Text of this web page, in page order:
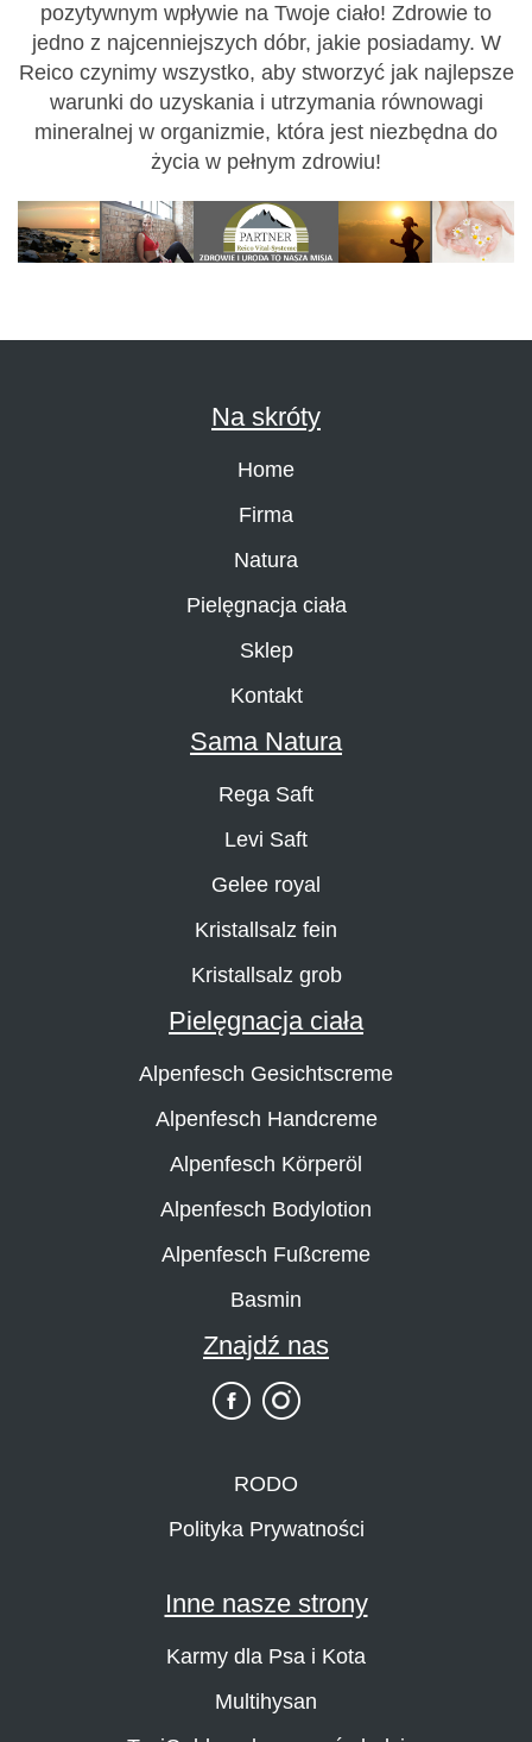
pozytywnym wpływie na Twoje ciało! Zdrowie to
jedno z najcenniejszych dóbr, jakie posiadamy. W
Reico czynimy wszystko, aby stworzyć jak najlepsze
warunki do uzyskania i utrzymania równowagi
mineralnej w organizmie, która jest niezbędna do
życia w pełnym zdrowiu!
Na skróty
Home
Firma
Natura
Pielęgnacja ciała
Sklep
Kontakt
Sama Natura
Rega Saft
Levi Saft
Gelee royal
Kristallsalz fein
Kristallsalz grob
Pielęgnacja ciała
Alpenfesch Gesichtscreme
Alpenfesch Handcreme
Alpenfesch Körperöl
Alpenfesch Bodylotion
Alpenfesch Fußcreme
Basmin
Znajdź nas
RODO
Polityka Prywatności
Inne nasze strony
Karmy dla Psa i Kota
Multihysan